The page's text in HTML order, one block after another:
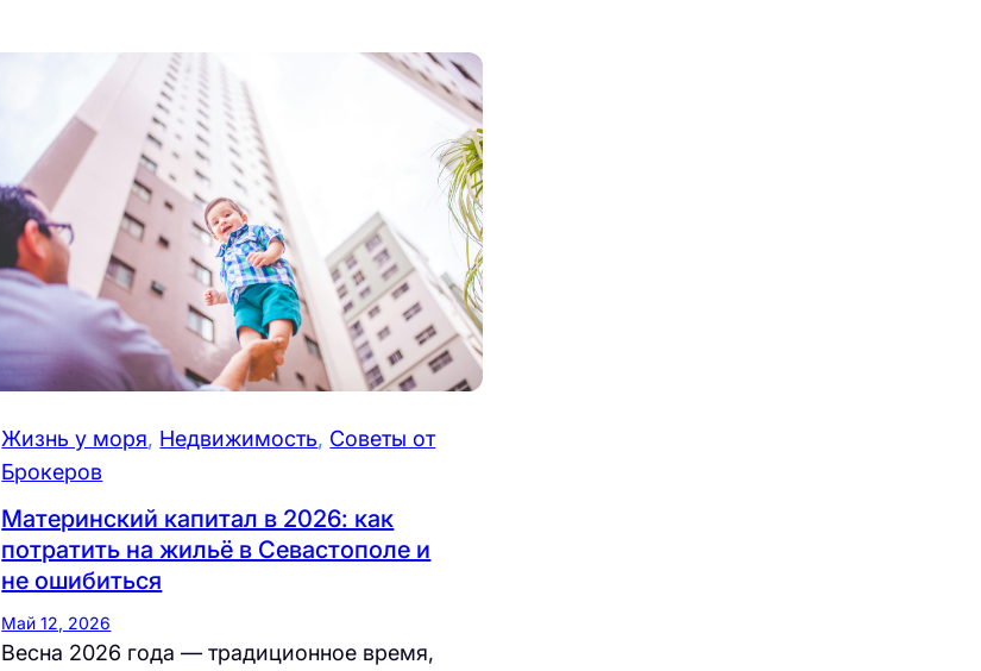
Жизнь у моря, Недвижимость, Советы от
Брокеров
Материнский капитал в 2026: как
потратить на жильё в Севастополе и
не ошибиться
Май 12, 2026
Весна 2026 года — традиционное время,